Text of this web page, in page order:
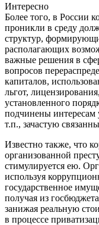
Интересно
Более того, в России
проникли в среду
структур,
располагающих
важные решения в
вопросов
капиталов,
льгот,
установленного
подчинены интересам
т.п., зачастую
Известно также, что
организованной
стимулируется ею.
используя
государственное
получая из
занижая реальную
в процессе